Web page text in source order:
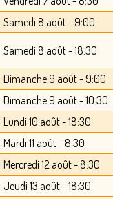
Samedi 8 août - 9:00
Samedi 8 août - 18:30
Dimanche 9 août - 9:00
Dimanche 9 août - 10:30
Lundi 10 août - 18:30
Mardi 11 août - 8:30
Mercredi 12 août - 8:30
Jeudi 13 août - 18:30